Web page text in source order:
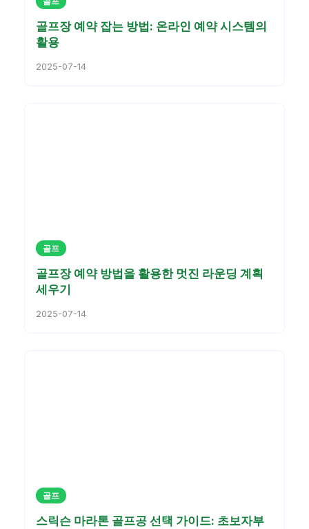
골프장 예약 잡는 방법: 온라인 예약 시스템의
활용
2025-07-14
골프
골프장 예약 방법을 활용한 멋진 라운딩 계획
세우기
2025-07-14
골프
스릭슨 마라톤 골프공 선택 가이드: 초보자부